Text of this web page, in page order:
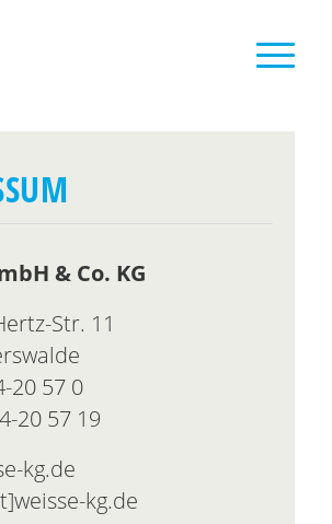
& Co. KG
Str. 11
20 57 0
20 57 19
kg.de
kg.de